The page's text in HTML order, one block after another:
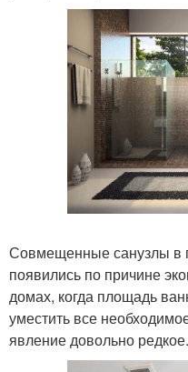
Совмещенные санузлы в
появились по причине
домах, когда площадь
уместить все
явление довольно редкое.